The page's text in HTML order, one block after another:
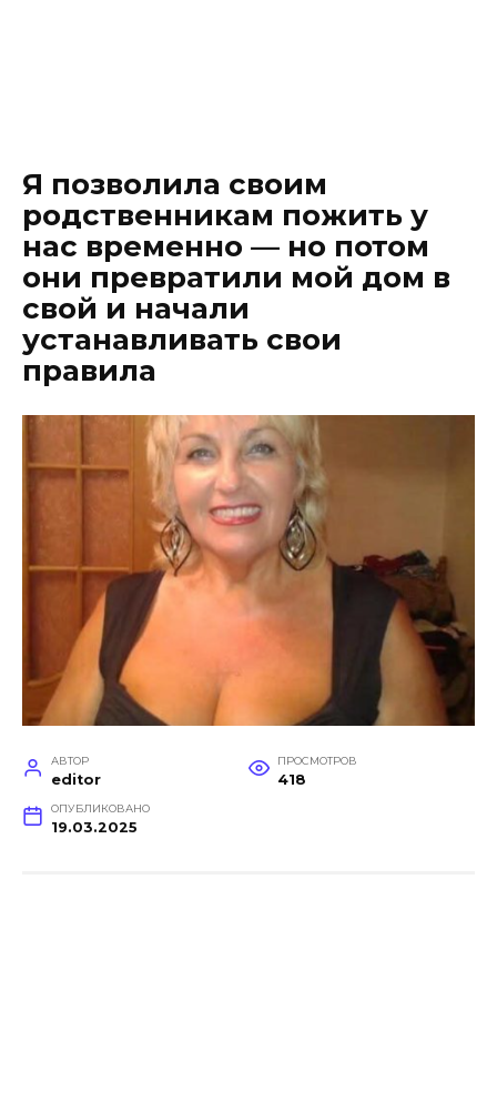
Я позволила своим
родственникам пожить у
нас временно — но потом
они превратили мой дом в
свой и начали
устанавливать свои
правила
АВТОР
editor
ПРОСМОТРОВ
418
ОПУБЛИКОВАНО
19.03.2025